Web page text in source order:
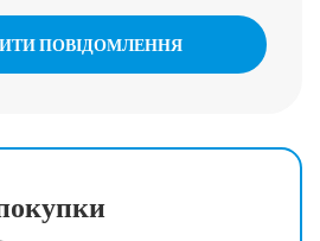
ПОВІДОМЛЕННЯ